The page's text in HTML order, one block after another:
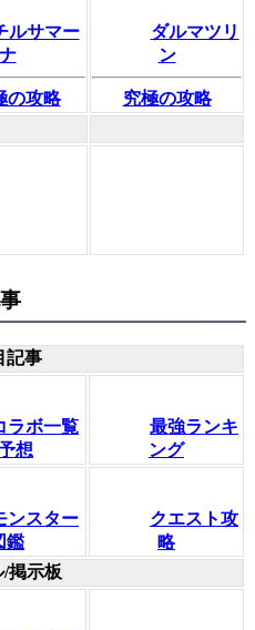
ルサマー
ナ
の攻略
ダルマツリ
ン
究極の攻略
記事
ラボ一覧
想
最強ランキ
ング
ンスター
鑑
クエスト攻
略
/掲示板